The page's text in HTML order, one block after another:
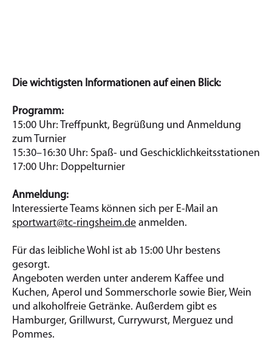
Die wichtigsten Informationen auf einen Blick:
Programm:
15:00 Uhr: Treffpunkt, Begrüßung und Anmeldung
zum Turnier
15:30–16:30 Uhr: Spaß- und Geschicklichkeitsstationen
17:00 Uhr: Doppelturnier
Anmeldung:
Interessierte Teams können sich per E-Mail an
sportwart@tc-ringsheim.de anmelden.
Für das leibliche Wohl ist ab 15:00 Uhr bestens
gesorgt.
Angeboten werden unter anderem Kaffee und
Kuchen, Aperol und Sommerschorle sowie Bier, Wein
und alkoholfreie Getränke. Außerdem gibt es
Hamburger, Grillwurst, Currywurst, Merguez und
Pommes.